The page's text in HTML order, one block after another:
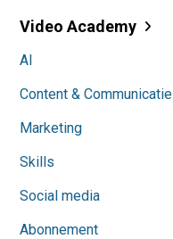
Video Academy
AI
Content & Communicatie
Marketing
Skills
Social media
Abonnement